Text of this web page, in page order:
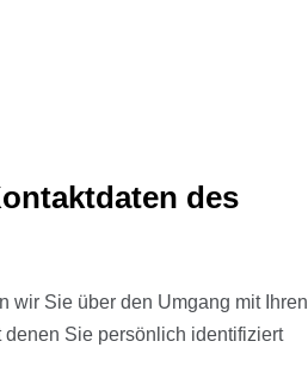
des
wir Sie über den Umgang mit Ihren
Sie persönlich identifiziert